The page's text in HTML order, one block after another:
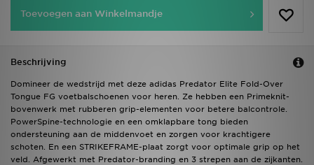
Toevoegen aan Winkelmandje
Beschrijving
Domineer de wedstrijd met deze adidas Predator Elite Fold-Over
Tongue FG voetbalschoenen voor heren. Ze hebben een Primeknit-
bovenwerk met rubberen grip-elementen voor betere balcontrole.
PowerSpine-technologie en een omklapbare tong bieden
ondersteuning aan de middenvoet en zorgen voor krachtigere
schoten. En een STRIKEFRAME-plaat zorgt voor optimale grip op het
veld. Afgewerkt met Predator-branding en 3 strepen aan de zijkanten.